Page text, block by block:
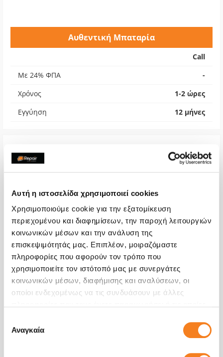
Αυτή η ιστοσελίδα χρησιμοποιεί cookies
Χρησιμοποιούμε cookie για την εξατομίκευση
περιεχομένου και διαφημίσεων, την παροχή λειτουργιών
κοινωνικών μέσων και την ανάλυση της
επισκεψιμότητάς μας. Επιπλέον, μοιραζόμαστε
πληροφορίες που αφορούν τον τρόπο που
χρησιμοποιείτε τον ιστότοπό μας με συνεργάτες
κοινωνικών μέσων, διαφήμισης και αναλύσεων, οι
οποίοι ενδεχομένως να τις συνδυάσουν με άλλες
των υπηρεσιών τους.
συγκατάθεσης
Αναγκαία
Αυθεντική Μπαταρία
Call
Με 24% ΦΠΑ
-
Χρόνος
1-2 ώρες
Εγγύηση
12 μήνες
Μπαταρία Premium
Χρόνος
1-2 ώρες